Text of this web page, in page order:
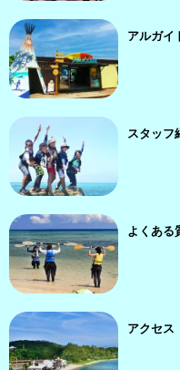
アルガイ
スタッフ
よくある
アクセス